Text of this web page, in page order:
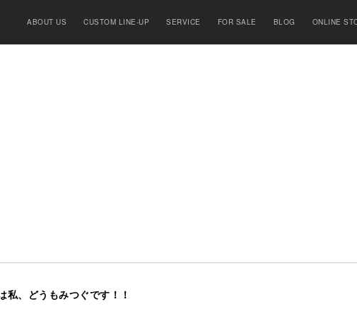
ABOUT US CUSTOM LINE-UP SERVICE FOR SALE BLOG ONLINE
私、どうもみつぐです！！